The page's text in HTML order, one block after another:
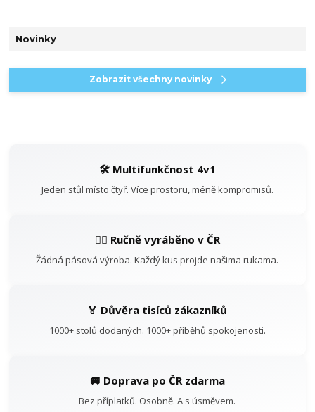
Novinky
Zobrazit všechny novinky
🛠️ Multifunkčnost 4v1
Jeden stůl místo čtyř. Více prostoru, méně kompromisů.
👷‍♂️ Ručně vyráběno v ČR
Žádná pásová výroba. Každý kus projde našima rukama.
🏅 Důvěra tisíců zákazníků
1000+ stolů dodaných. 1000+ příběhů spokojenosti.
🚐 Doprava po ČR zdarma
Bez příplatků. Osobně. A s úsměvem.